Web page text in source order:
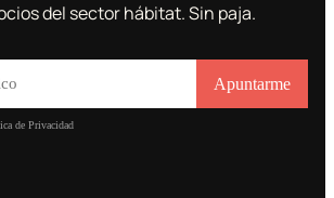
del sector hábitat. Sin paja.